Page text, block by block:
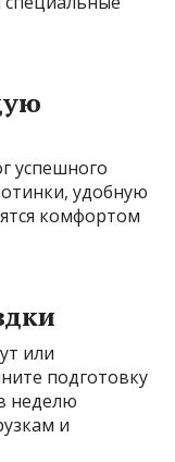
успешного
удобную
комфортом
или
подготовку
неделю
и